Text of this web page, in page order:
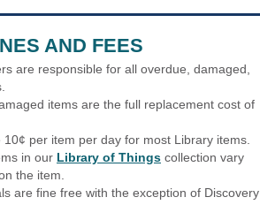
AND FEES
are responsible for all overdue, damaged,
items are the full replacement cost of
per item per day for most Library items.
in our Library of Things collection vary
the item.
are fine free with the exception of Discovery